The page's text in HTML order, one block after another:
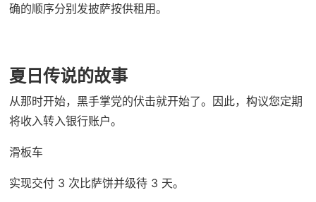
确的顺序分别发披萨按供租用。
夏日传说的故事
从那时开始，黑手掌党的伏击就开始了。因此，构议您定期
将收入转入银行账户。
滑板车
实现交付 3 次比萨饼并级待 3 天。